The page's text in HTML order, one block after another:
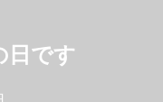
日です